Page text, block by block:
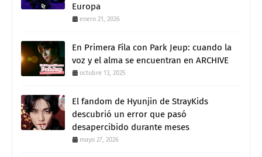
Europa
enero 21, 2026
En Primera Fila con Park Jeup: cuando la
voz y el alma se encuentran en ARCHIVE
octubre 13, 2025
El fandom de Hyunjin de StrayKids
descubrió un error que pasó
desapercibido durante meses
mayo 27, 2026